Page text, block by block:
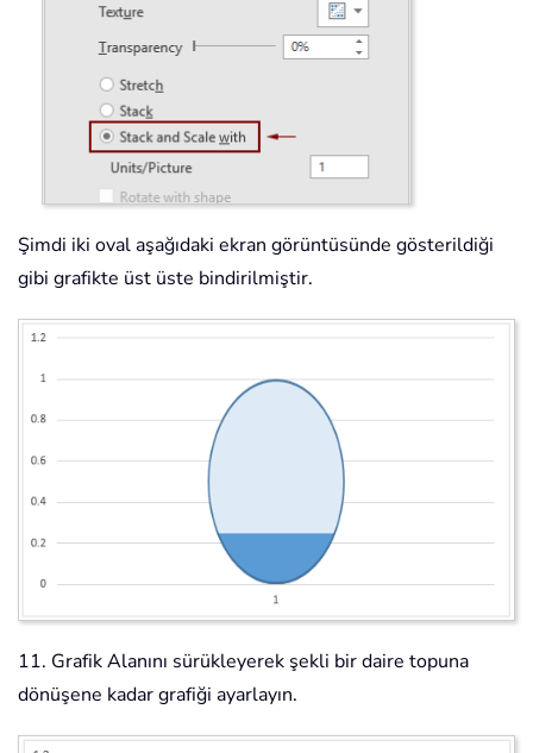
Şimdi iki oval aşağıdaki ekran görüntüsünde gösterildiği
gibi grafikte üst üste bindirilmiştir.
11. Grafik Alanını sürükleyerek şekli bir daire topuna
dönüşene kadar grafiği ayarlayın.